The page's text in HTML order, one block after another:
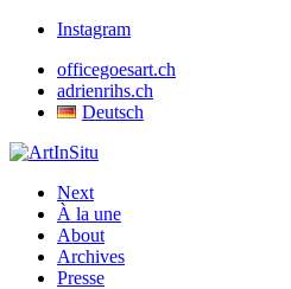
Instagram
officegoesart.ch
adrienrihs.ch
Deutsch
Next
À la une
About
Archives
Presse